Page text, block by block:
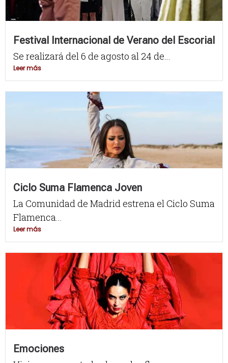
Festival Internacional de Verano del Escorial
Se realizará del 6 de agosto al 24 de...
Leer más
Ciclo Suma Flamenca Joven
La Comunidad de Madrid estrena el Ciclo Suma
Flamenca...
Leer más
Emociones